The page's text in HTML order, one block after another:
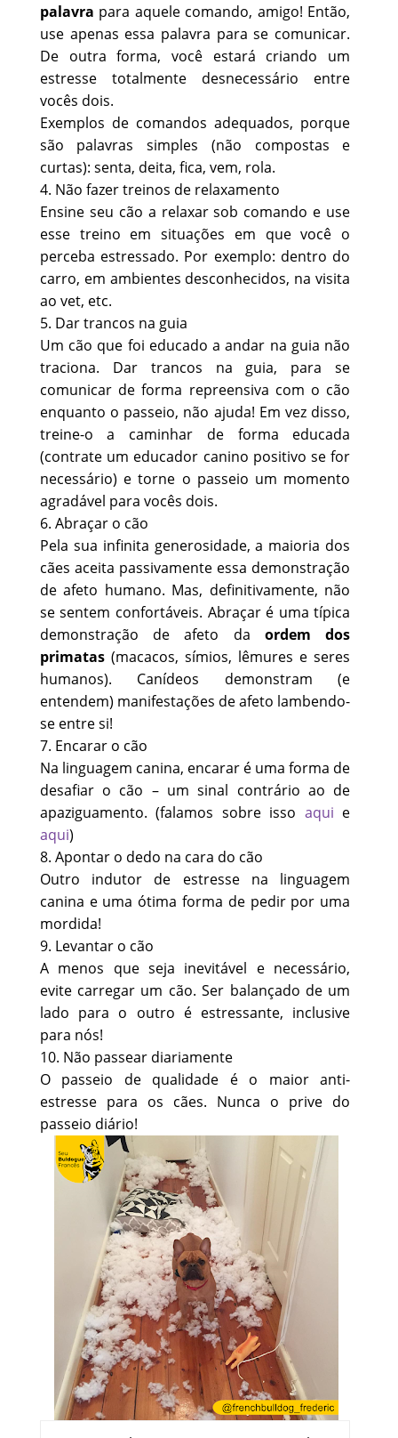
palavra para aquele comando, amigo! Então,
use apenas essa palavra para se comunicar.
De outra forma, você estará criando um
estresse totalmente desnecessário entre
vocês dois.
Exemplos de comandos adequados, porque
são palavras simples (não compostas e
curtas): senta, deita, fica, vem, rola.
4. Não fazer treinos de relaxamento
Ensine seu cão a relaxar sob comando e use
esse treino em situações em que você o
perceba estressado. Por exemplo: dentro do
carro, em ambientes desconhecidos, na visita
ao vet, etc.
5. Dar trancos na guia
Um cão que foi educado a andar na guia não
traciona. Dar trancos na guia, para se
comunicar de forma repreensiva com o cão
enquanto o passeio, não ajuda! Em vez disso,
treine-o a caminhar de forma educada
(contrate um educador canino positivo se for
necessário) e torne o passeio um momento
agradável para vocês dois.
6. Abraçar o cão
Pela sua infinita generosidade, a maioria dos
cães aceita passivamente essa demonstração
de afeto humano. Mas, definitivamente, não
se sentem confortáveis. Abraçar é uma típica
demonstração de afeto da ordem dos
primatas(macacos, símios, lêmures e seres
humanos). Canídeos demonstram (e
entendem) manifestações de afeto lambendo-
se entre si!
7. Encarar o cão
Na linguagem canina, encarar é uma forma de
desafiar o cão – um sinal contrário ao de
apaziguamento. (falamos sobre isso aqui e
aqui)
8. Apontar o dedo na cara do cão
Outro indutor de estresse na linguagem
canina e uma ótima forma de pedir por uma
mordida!
9. Levantar o cão
A menos que seja inevitável e necessário,
evite carregar um cão. Ser balançado de um
lado para o outro é estressante, inclusive
para nós!
10. Não passear diariamente
O passeio de qualidade é o maior anti-
estresse para os cães. Nunca o prive do
passeio diário!